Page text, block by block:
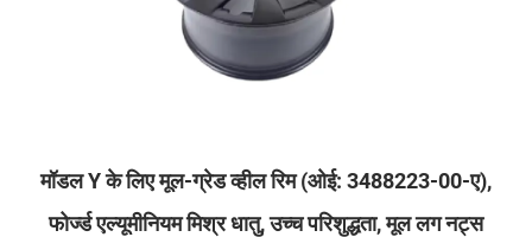
मॉडल Y के लिए मूल-ग्रेड व्हील रिम (ओई: 3488223-00-ए),
फोर्ज्ड एल्यूमीनियम मिश्र धातु, उच्च परिशुद्धता, मूल लग नट्स